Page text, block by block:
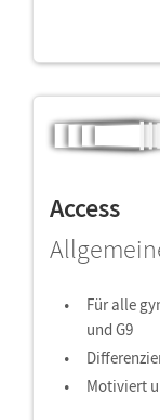
Access
Für alle
und G9
Motiviert